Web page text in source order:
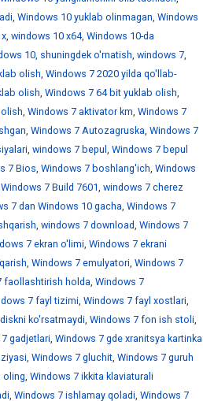
, Windows 10 yuklab olinmagan, Windows
, windows 10 х64, Windows 10-da
10, shuningdek o'rnatish, windows 7,
olish, Windows 7 2020 yilda qo'llab-
olish, Windows 7 64 bit yuklab olish,
, Windows 7 aktivator km, Windows 7
, Windows 7 Autozagruska, Windows 7
, windows 7 bepul , Windows 7 bepul
7 Bios, Windows 7 boshlang'ich, Windows
Windows 7 Build 7601, windows 7 cherez
7 dan Windows 10 gacha, Windows 7
, windows 7 download, Windows 7
7 ekran o'limi, Windows 7 ekrani
, Windows 7 emulyatori, Windows 7
faollashtirish holda, Windows 7
7 fayl tizimi, Windows 7 fayl xostlari,
ko'rsatmaydi, Windows 7 fon ish stoli,
gadjetlari, Windows 7 gde xranitsya kartinka
, Windows 7 gluchit, Windows 7 guruh
oling, Windows 7 ikkita klaviaturali
, Windows 7 ishlamay qoladi, Windows 7